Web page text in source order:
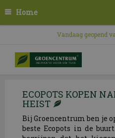
n
Home
Vandaag geopend
ECOPOTS KOPEN
HEIST
Bij Groencentrum ben je
beste Ecopots in de